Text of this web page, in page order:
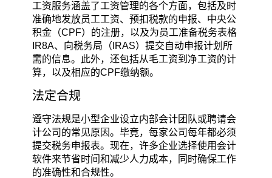
工资服务涵盖了工资管理的各个方面，包括及时
准确地发放员工工资、预扣税款的申报、中央公
积金（CPF）的注册，以及为员工准备税务表格
IR8A、向税务局（IRAS）提交自动申报计划所
需的信息。此外，还包括从毛工资到净工资的计
算，以及相应的CPF缴纳额。
法定合规
遵守法规是小型企业设立内部会计团队或聘请会
计公司的常见原因。毕竟，每家公司每年都必须
提交税务申报表。现在，许多企业选择使用会计
软件来节省时间和减少人力成本，同时确保工作
的准确性和合规性。